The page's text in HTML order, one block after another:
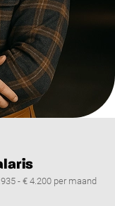
- € 4.200 per maand